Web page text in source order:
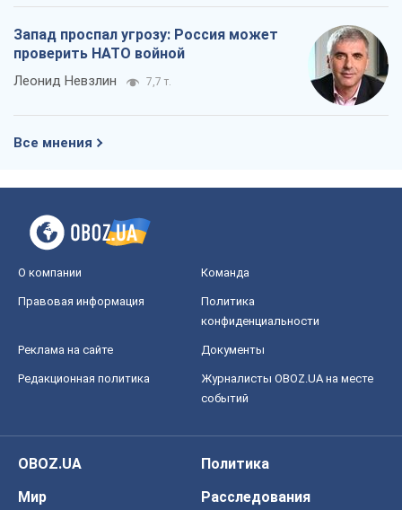
Запад проспал угрозу: Россия может
проверить НАТО войной
Леонид Невзлин 7,7 т.
Все мнения
О компании Команда
Правовая информация
Политика
конфиденциальности
Реклама на сайте Документы
Редакционная политика
Журналисты OBOZ.UA на месте
событий
OBOZ.UA
Политика
Мир
Расследования